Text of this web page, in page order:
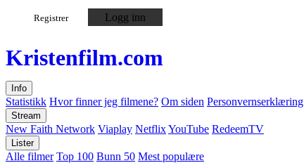
Registrer Logg inn
Kristenfilm.com
Info
Statistikk Hvor finner jeg filmene? Om siden Personvernserklæring
Stream
New Faith Network Viaplay NetflixYouTube RedeemTV
Lister
Alle filmer Top 100 Bunn 50 Mest populære